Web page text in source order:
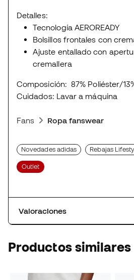
Detalles:
Tecnología AEROREADY
Bolsillos frontales con
Ajuste entallado con
cremallera
Composición: 87% Poliéster/
Cuidados: Lavar a máquina
Fans Ropa fanswear
Novedades adidas Rebajas
Outlet
Valoraciones
Productos similares